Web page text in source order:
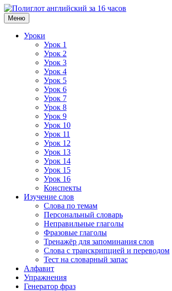
Меню
Уроки
Урок 1
Урок 2
Урок 3
Урок 4
Урок 5
Урок 6
Урок 7
Урок 8
Урок 9
Урок 10
Урок 11
Урок 12
Урок 13
Урок 14
Урок 15
Урок 16
Конспекты
Изучение слов
Слова по темам
Персональный словарь
Неправильные глаголы
Фразовые глаголы
Тренажёр для запоминания слов
Cлова с транскрипцией и переводом
Тест на словарный запас
Алфавит
Упражнения
Генератор фраз